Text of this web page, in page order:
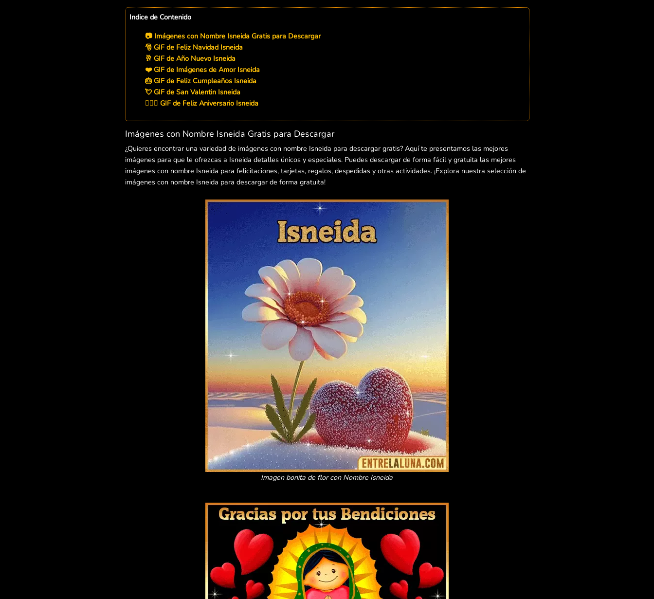
Indice de Contenido
📷 Imágenes con Nombre Isneida Gratis para Descargar
🎅 GIF de Feliz Navidad Isneida
🥂 GIF de Año Nuevo Isneida
❤️ GIF de Imágenes de Amor Isneida
🎂 GIF de Feliz Cumpleaños Isneida
💘 GIF de San Valentin Isneida
👨‍❤️‍👨 GIF de Feliz Aniversario Isneida
Imágenes con Nombre Isneida Gratis para Descargar
¿Quieres encontrar una variedad de imágenes con nombre Isneida para descargar gratis? Aquí te presentamos las mejores
imágenes para que le ofrezcas a Isneida detalles únicos y especiales. Puedes descargar de forma fácil y gratuita las mejores
imágenes con nombre Isneida para felicitaciones, tarjetas, regalos, despedidas y otras actividades. ¡Explora nuestra selección de
imágenes con nombre Isneida para descargar de forma gratuita!
Imagen bonita de flor con Nombre Isneida